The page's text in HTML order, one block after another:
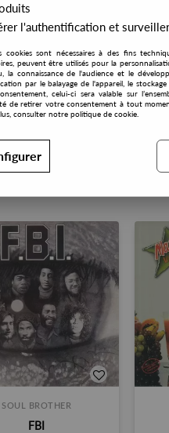
EXCLUSIVES
SOUL BROTHER
FBI
l'authentification et
cookies sont nécessaires à des fins
peuvent être utilisés pour la
la connaissance de l'audience et le
par le balayage de l'appareil, le
celui-ci sera valable sur
de retirer votre consentement à tout
consulter notre politique de cookie.